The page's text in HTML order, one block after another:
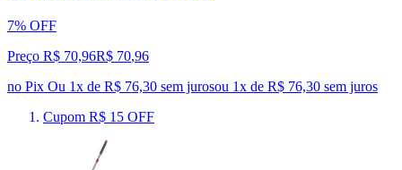
7% OFF
Preço R$ 70,96R$ 70,96
no Pix Ou 1x de R$ 76,30 sem jurosou 1x de R$ 76,30 sem juros
Cupom R$ 15 OFF